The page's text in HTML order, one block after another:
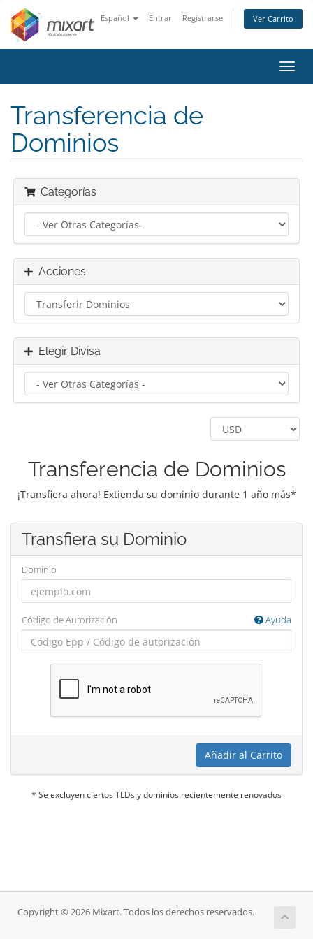
Español Entrar Registrarse Ver Carrito
Transferencia de
Dominios
Categorías
Acciones
Elegir Divisa
Transferencia de Dominios
¡Transfiera ahora! Extienda su dominio durante 1 año más*
Transfiera su Dominio
Dominio
Código de Autorización Ayuda
Añadir al Carrito
* Se excluyen ciertos TLDs y dominios recientemente renovados
Copyright © 2026 Mixart. Todos los derechos reservados.